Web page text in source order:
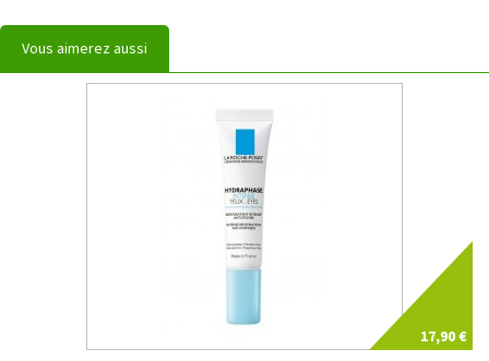
Vous aimerez aussi
17,90 €